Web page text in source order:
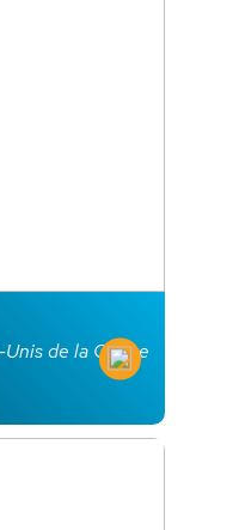
de la Chaire